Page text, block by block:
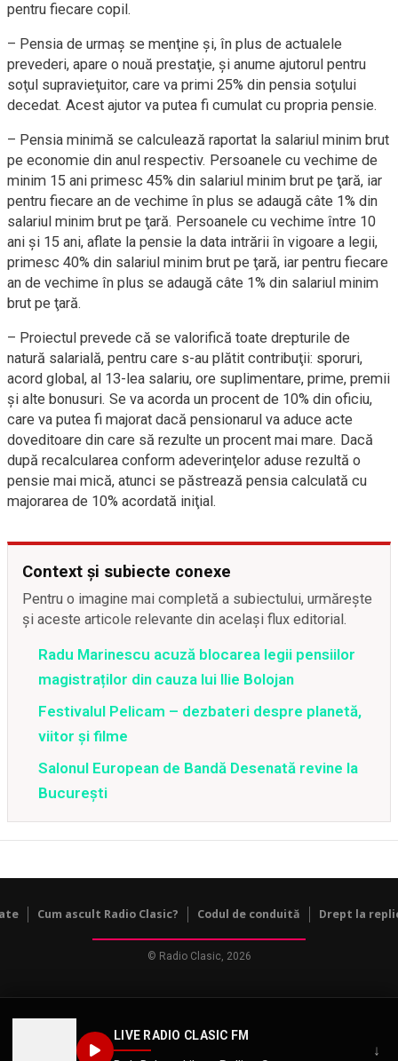
LIVE RADIO CLASIC FM
↓
pentru fiecare copil.
– Pensia de urmaş se menţine şi, în plus de actualele
prevederi, apare o nouă prestaţie, şi anume ajutorul pentru
soţul supravieţuitor, care va primi 25% din pensia soţului
decedat. Acest ajutor va putea fi cumulat cu propria pensie.
– Pensia minimă se calculează raportat la salariul minim brut
pe economie din anul respectiv. Persoanele cu vechime de
minim 15 ani primesc 45% din salariul minim brut pe ţară, iar
pentru fiecare an de vechime în plus se adaugă câte 1% din
salariul minim brut pe ţară. Persoanele cu vechime între 10
ani şi 15 ani, aflate la pensie la data intrării în vigoare a legii,
primesc 40% din salariul minim brut pe ţară, iar pentru fiecare
an de vechime în plus se adaugă câte 1% din salariul minim
brut pe ţară.
– Proiectul prevede că se valorifică toate drepturile de
natură salarială, pentru care s-au plătit contribuţii: sporuri,
acord global, al 13-lea salariu, ore suplimentare, prime, premii
şi alte bonusuri. Se va acorda un procent de 10% din oficiu,
care va putea fi majorat dacă pensionarul va aduce acte
doveditoare din care să rezulte un procent mai mare. Dacă
după recalcularea conform adeverinţelor aduse rezultă o
pensie mai mică, atunci se păstrează pensia calculată cu
majorarea de 10% acordată iniţial.
Context și subiecte conexe
Pentru o imagine mai completă a subiectului, urmărește
și aceste articole relevante din același flux editorial.
Radu Marinescu acuză blocarea legii pensiilor
magistraților din cauza lui Ilie Bolojan
Festivalul Pelicam – dezbateri despre planetă,
viitor şi filme
Salonul European de Bandă Desenată revine la
București
Cum ascult Radio Clasic? Codul de conduită Drept la
© Radio Clasic, 2026